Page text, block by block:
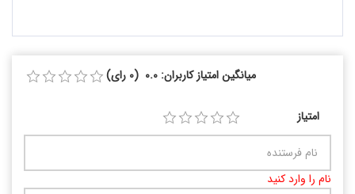
میانگین امتیاز کاربران: 0.0 (0 رای)
امتیاز
نام را وارد کنید